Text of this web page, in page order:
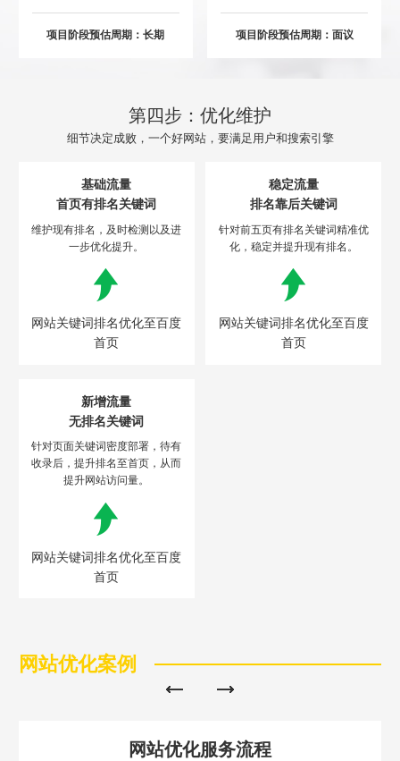
项目阶段预估周期：长期 项目阶段预估周期：面议
第四步：优化维护
细节决定成败，一个好网站，要满足用户和搜索引擎
基础流量
首页有排名关键词
维护现有排名，及时检测以及进
一步优化提升。
网站关键词排名优化至百度
首页
稳定流量
排名靠后关键词
针对前五页有排名关键词精准优
化，稳定并提升现有排名。
网站关键词排名优化至百度
首页
新增流量
无排名关键词
针对页面关键词密度部署，待有
收录后，提升排名至首页，从而
提升网站访问量。
网站关键词排名优化至百度
首页
网站优化案例
网站优化服务流程
不怕就请留下您的需求及联系方式，我们会第一时间送上问候的。